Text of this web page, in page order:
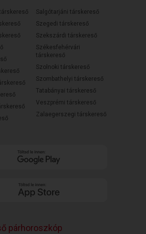
Salgótarjáni társkereső
Szegedi társkereső
Szekszárdi társkereső
Székesfehérvári
társkereső
Szolnoki társkereső
Szombathelyi társkereső
Tatabányai társkereső
Veszprémi társkereső
Zalaegerszegi társkereső
párhoroszkóp